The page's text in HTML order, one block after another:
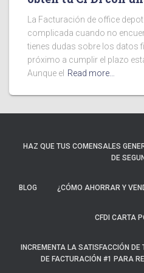
La Facturación de office
complicada cuando no
tienes dudas sobre los datos
próximo a cumplir el plazo
Aunque el Read more…
HAZ QUE TUS COMENSALES
DE
BLOG ¿CÓMO AHORRAR Y
CFDI CARTA
INCREMENTA LA SATISFACCIÓN
DE FACTURACIÓN #1 PARA